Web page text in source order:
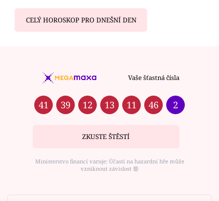
CELÝ HOROSKOP PRO DNEŠNÍ DEN
Vaše šťastná čísla
41 39 12 13 11 46 2
ZKUSTE ŠTĚSTÍ
Ministerstvo financí varuje: Účastí na hazardní hře může
vzniknout závislost ⑱